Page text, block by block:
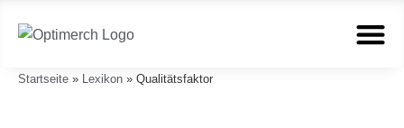
Startseite » Lexikon » Qualitätsfaktor